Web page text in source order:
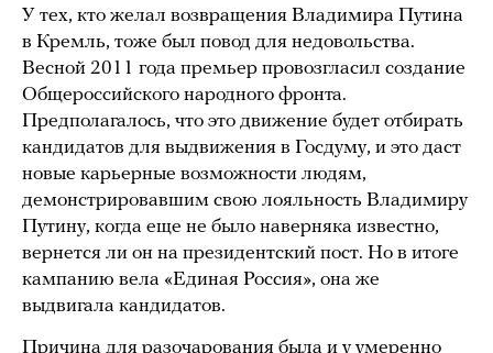
У тех, кто желал возвращения Владимира Путина
в Кремль, тоже был повод для недовольства.
Весной 2011 года премьер провозгласил создание
Общероссийского народного фронта.
Предполагалось, что это движение будет отбирать
кандидатов для выдвижения в Госдуму, и это даст
новые карьерные возможности людям,
демонстрировавшим свою лояльность Владимиру
Путину, когда еще не было наверняка известно,
вернется ли он на президентский пост. Но в итоге
кампанию вела «Единая Россия», она же
выдвигала кандидатов.
Причина для разочарования была и у умеренно